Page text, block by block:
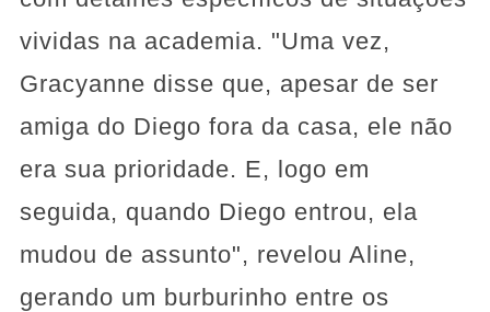
vividas na academia. "Uma vez,
Gracyanne disse que, apesar de ser
amiga do Diego fora da casa, ele não
era sua prioridade. E, logo em
seguida, quando Diego entrou, ela
mudou de assunto", revelou Aline,
gerando um burburinho entre os